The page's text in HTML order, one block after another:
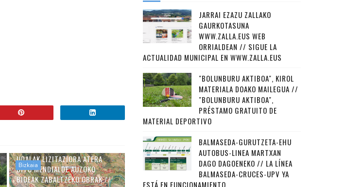
Bizkaia
UDALAK LIZITAZIORA ATERA
DITU MENDIALDE AUZOKO
BIDEAK ZABALTZEKO OBRAK //
JARRAI EZAZU ZALLAKO
GAURKOTASUNA
WWW.ZALLA.EUS WEB
ORRIALDEAN // SIGUE LA
ACTUALIDAD MUNICIPAL EN WWW.ZALLA.EUS
"BOLUNBURU AKTIBOA", KIROL
MATERIALA DOAKO MAILEGUA //
"BOLUNBURU AKTIBOA",
PRÉSTAMO GRATUITO DE
MATERIAL DEPORTIVO
BALMASEDA-GURUTZETA-EHU
AUTOBUS-LINEA MARTXAN
DAGO DAGOENEKO // LA LÍNEA
BALMASEDA-CRUCES-UPV YA
ESTÁ EN FUNCIONAMIENTO